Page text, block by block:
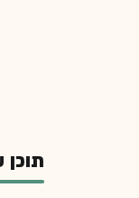
תוכן